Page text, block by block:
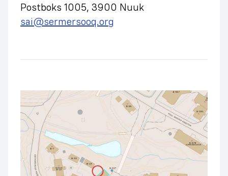
Postboks 1005, 3900 Nuuk
sai@sermersooq.org